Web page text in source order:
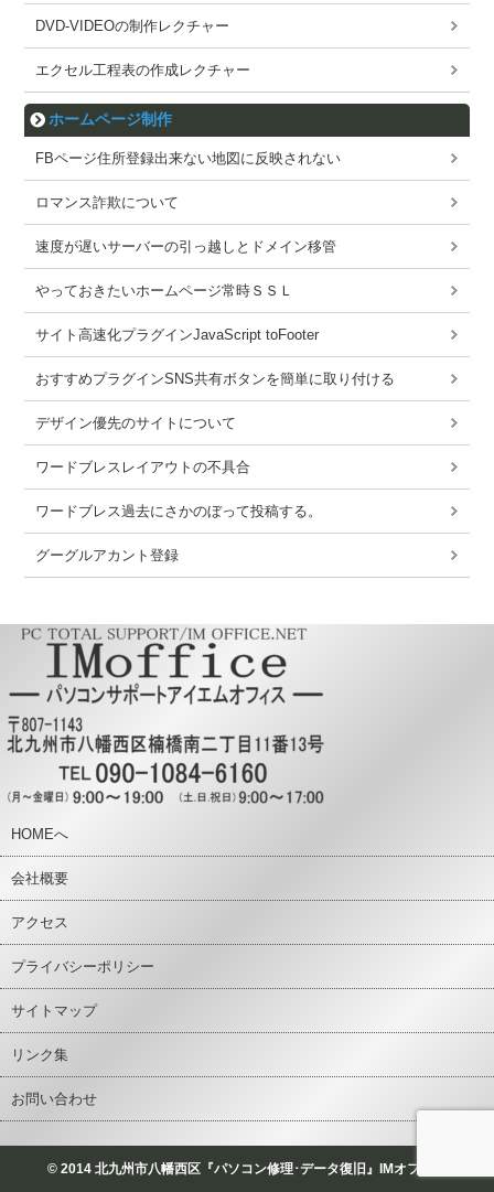
DVD-VIDEOの制作レクチャー
エクセル工程表の作成レクチャー
ホームページ制作
FBページ住所登録出来ない地図に反映されない
ロマンス詐欺について
速度が遅いサーバーの引っ越しとドメイン移管
やっておきたいホームページ常時ＳＳＬ
サイト高速化プラグインJavaScript toFooter
おすすめプラグインSNS共有ボタンを簡単に取り付ける
デザイン優先のサイトについて
ワードブレスレイアウトの不具合
ワードブレス過去にさかのぼって投稿する。
グーグルアカント登録
HOMEへ
会社概要
アクセス
プライバシーポリシー
サイトマップ
リンク集
お問い合わせ
© 2014 北九州市八幡西区『パソコン修理･データ復旧』IMオフィス